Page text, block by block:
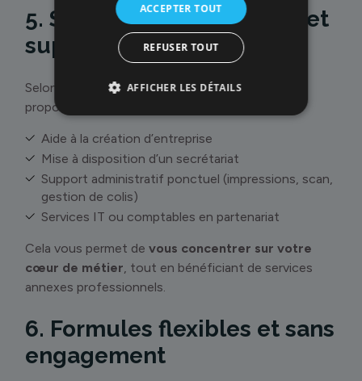
5. Services administratifs et
support
Selon vos besoins, certains centres peuvent
proposer en complément :
Aide à la création d’entreprise
Mise à disposition d’un secrétariat
Support administratif ponctuel (impressions, scan,
gestion de colis)
Services IT ou comptables en partenariat
Cela vous permet devous concentrer sur votre
cœur de métier , tout en bénéficiant de services
annexes professionnels.
6. Formules flexibles et sans
engagement
ACCEPTER TOUT
REFUSER TOUT
AFFICHER LES DÉTAILS